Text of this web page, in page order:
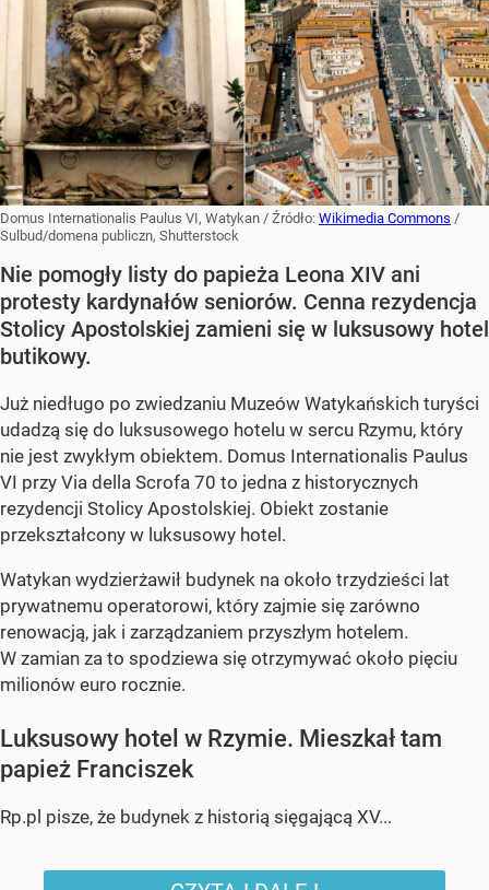
Domus Internationalis Paulus VI, Watykan / Źródło: Wikimedia Commons /
Sulbud/domena publiczn, Shutterstock
Nie pomogły listy do papieża Leona XIV ani
protesty kardynałów seniorów. Cenna rezydencja
Stolicy Apostolskiej zamieni się w luksusowy hotel
butikowy.
Już niedługo po zwiedzaniu Muzeów Watykańskich turyści
udadzą się do luksusowego hotelu w sercu Rzymu, który
nie jest zwykłym obiektem. Domus Internationalis Paulus
VI przy Via della Scrofa 70 to jedna z historycznych
rezydencji Stolicy Apostolskiej. Obiekt zostanie
przekształcony w luksusowy hotel.
Watykan wydzierżawił budynek na około trzydzieści lat
prywatnemu operatorowi, który zajmie się zarówno
renowacją, jak i zarządzaniem przyszłym hotelem.
W zamian za to spodziewa się otrzymywać około pięciu
milionów euro rocznie.
Luksusowy hotel w Rzymie. Mieszkał tam
papież Franciszek
Rp.pl pisze, że budynek z historią sięgającą XV...